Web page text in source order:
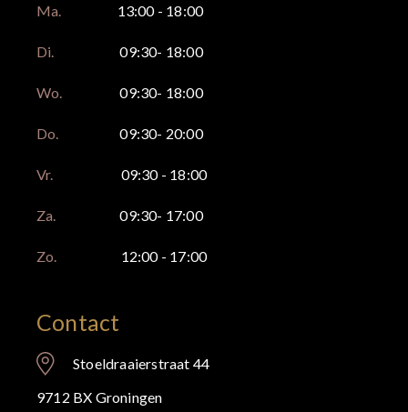
Ma. 13:00 - 18:00
Di. 09:30- 18:00
Wo. 09:30- 18:00
Do. 09:30- 20:00
Vr. 09:30 - 18:00
Za. 09:30- 17:00
Zo. 12:00 - 17:00
Contact
Stoeldraaierstraat 44
9712 BX Groningen